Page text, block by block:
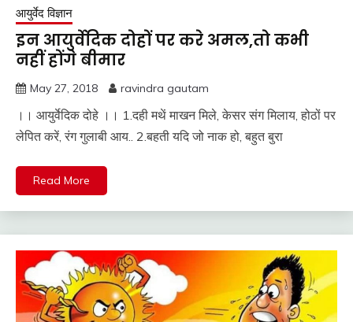
आयुर्वेद विज्ञान
इन आयुर्वेदिक दोहों पर करे अमल,तो कभी
नहीं होंगे बीमार
May 27, 2018 ravindra gautam
।। आयुर्वेदिक दोहे ।। 1.दही मथें माखन मिले, केसर संग मिलाय, होठों पर
लेपित करें, रंग गुलाबी आय.. 2.बहती यदि जो नाक हो, बहुत बुरा
Read More